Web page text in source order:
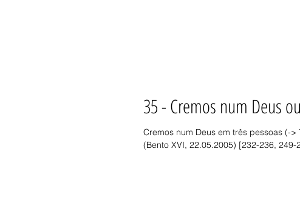
35 - Cremos num Deus
Cremos num Deus em três pessoas (-
(Bento XVI, 22.05.2005) [232-236, 249-